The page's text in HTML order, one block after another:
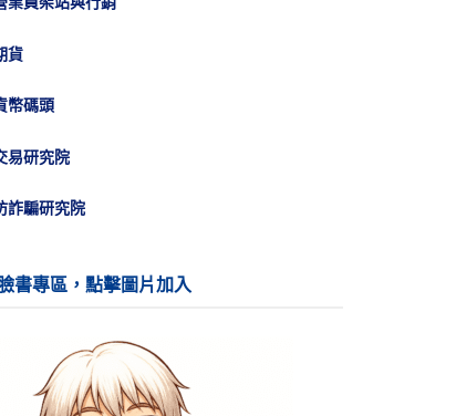
貨
幣碼頭
易研究院
詐騙研究院
書專區，點擊圖片加入